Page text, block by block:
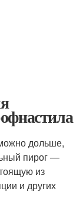
дольше,
пирог —
из
и других